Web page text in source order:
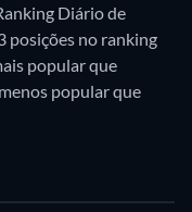
Diário de
posições no ranking
popular que
popular que